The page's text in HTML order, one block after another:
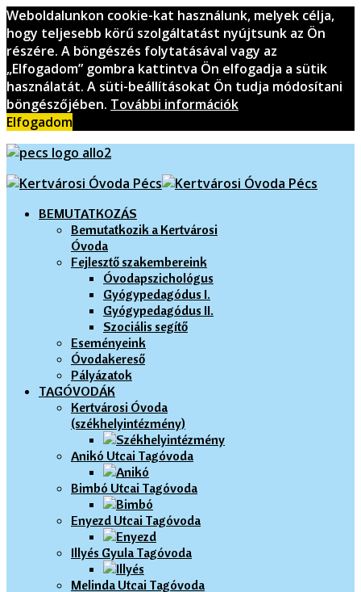
Weboldalunkon cookie-kat használunk, melyek célja,
hogy teljesebb körű szolgáltatást nyújtsunk az Ön
részére. A böngészés folytatásával vagy az
„Elfogadom” gombra kattintva Ön elfogadja a sütik
használatát. A süti-beállításokat Ön tudja módosítani
böngészőjében. További információk
Elfogadom
BEMUTATKOZÁS
Bemutatkozik a Kertvárosi
Óvoda
Fejlesztő szakembereink
Óvodapszichológus
Gyógypedagódus I.
Gyógypedagódus II.
Szociális segítő
Eseményeink
Óvodakereső
Pályázatok
TAGÓVODÁK
Kertvárosi Óvoda
(székhelyintézmény)
Anikó Utcai Tagóvoda
Bimbó Utcai Tagóvoda
Enyezd Utcai Tagóvoda
Illyés Gyula Tagóvoda
Melinda Utcai Tagóvoda
év
hónap
év
hónap